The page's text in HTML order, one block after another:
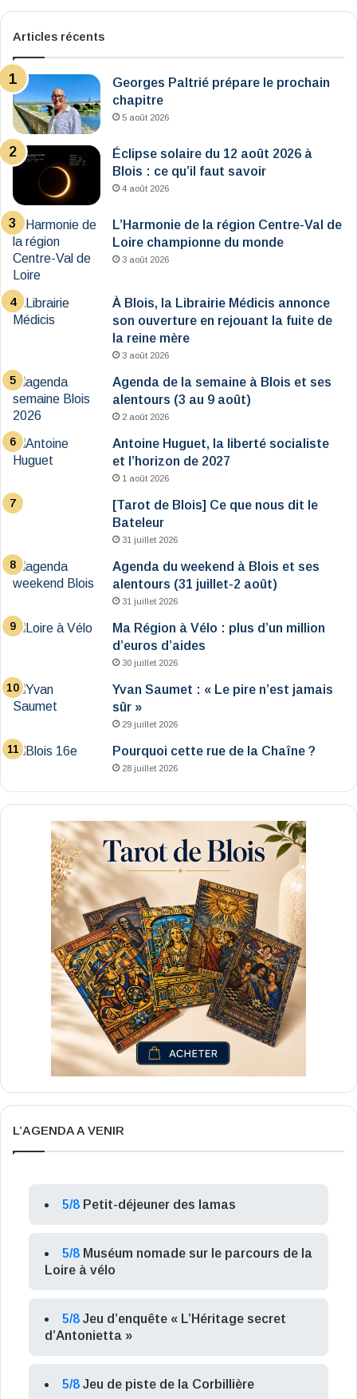
Articles récents
Georges Paltrié prépare le prochain
chapitre
5 août 2026
Éclipse solaire du 12 août 2026 à
Blois : ce qu’il faut savoir
4 août 2026
L’Harmonie de la région Centre-Val de
Loire championne du monde
3 août 2026
À Blois, la Librairie Médicis annonce
son ouverture en rejouant la fuite de
la reine mère
3 août 2026
Agenda de la semaine à Blois et ses
alentours (3 au 9 août)
2 août 2026
Antoine Huguet, la liberté socialiste
et l’horizon de 2027
1 août 2026
[Tarot de Blois] Ce que nous dit le
Bateleur
31 juillet 2026
Agenda du weekend à Blois et ses
alentours (31 juillet-2 août)
31 juillet 2026
Ma Région à Vélo : plus d’un million
d’euros d’aides
30 juillet 2026
Yvan Saumet : « Le pire n’est jamais
sûr »
29 juillet 2026
Pourquoi cette rue de la Chaîne ?
28 juillet 2026
L’AGENDA A VENIR
5/8 Petit-déjeuner des lamas
5/8 Muséum nomade sur le parcours de la
Loire à vélo
5/8 Jeu d’enquête « L’Héritage secret
d’Antonietta »
5/8 Jeu de piste de la Corbillière